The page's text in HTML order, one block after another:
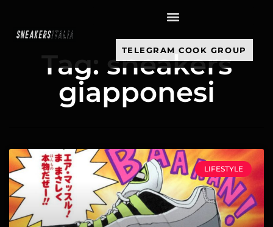
TELEGRAM COOK GROUP
Tag: sneakers
giapponesi
LIFESTYLE